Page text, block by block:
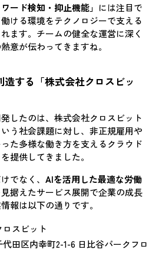
ード検知・抑止機能」 には注目で
ける環境をテクノロジーで支える
ます。チームの健全な運営に深く
意が伝わってきますね。
する「株式会社クロスビッ
したのは、株式会社クロスビット
う社会課題に対し、非正規雇用や
た多様な働き方を支えるクラウド
提供してきました。
でなく、 AIを活用した最適な労働
据えたサービス展開で企業の成長
報は以下の通りです。
スビット
代田区内幸町2-1-6 日比谷パークフロ